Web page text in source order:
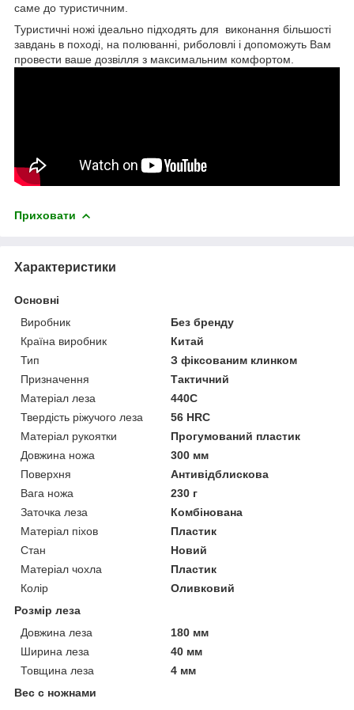
саме до туристичним.
Туристичні ножі ідеально підходять для виконання більшості
завдань в поході, на полюванні, риболовлі і допоможуть Вам
провести ваше дозвілля з максимальним комфортом.
Приховати
Характеристики
Основні
Виробник
Без бренду
Країна виробник
Китай
Тип
З фіксованим клинком
Призначення
Тактичний
Матеріал леза
440C
Твердість ріжучого леза
56 HRC
Матеріал рукоятки
Прогумований пластик
Довжина ножа
300 мм
Поверхня
Антивідблискова
Вага ножа
230 г
Заточка леза
Комбінована
Матеріал піхов
Пластик
Стан
Новий
Матеріал чохла
Пластик
Колір
Оливковий
Розмір леза
Довжина леза
180 мм
Ширина леза
40 мм
Товщина леза
4 мм
Вес с ножнами